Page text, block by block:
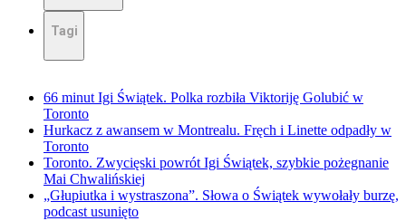
Tagi
66 minut Igi Świątek. Polka rozbiła Viktoriję Golubić w
Toronto
Hurkacz z awansem w Montrealu. Fręch i Linette odpadły w
Toronto
Toronto. Zwycięski powrót Igi Świątek, szybkie pożegnanie
Mai Chwalińskiej
„Głupiutka i wystraszona”. Słowa o Świątek wywołały burzę,
podcast usunięto